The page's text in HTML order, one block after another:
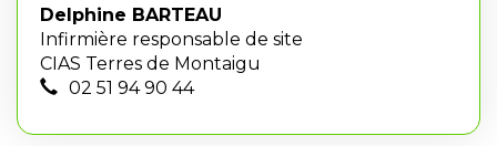
Delphine BARTEAU
Infirmière responsable de site
CIAS Terres de Montaigu
02 51 94 90 44